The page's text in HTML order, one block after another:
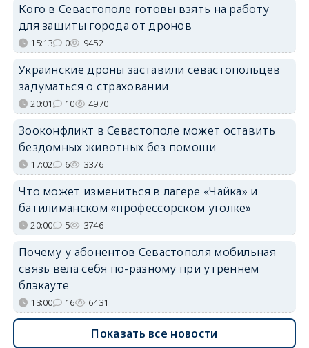
Кого в Севастополе готовы взять на работу
для защиты города от дронов
15:13 0 9452
Украинские дроны заставили севастопольцев
задуматься о страховании
20:01 10 4970
Зооконфликт в Севастополе может оставить
бездомных животных без помощи
17:02 6 3376
Что может измениться в лагере «Чайка» и
батилиманском «профессорском уголке»
20:00 5 3746
Почему у абонентов Севастополя мобильная
связь вела себя по-разному при утреннем
блэкауте
13:00 16 6431
Показать все новости